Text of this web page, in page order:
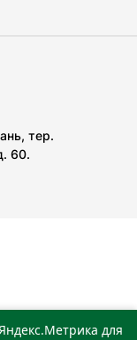
тер.
60.
для